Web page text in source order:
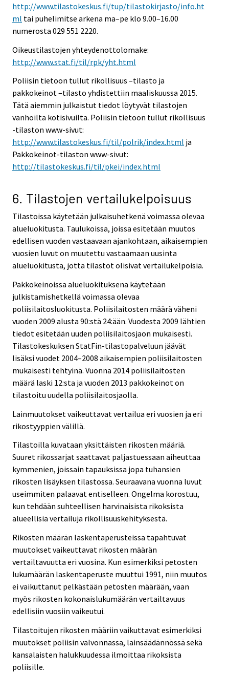
http://www.tilastokeskus.fi/tup/tilastokirjasto/info.ht
ml tai puhelimitse arkena ma–pe klo 9.00–16.00
numerosta 029 551 2220.
Oikeustilastojen yhteydenottolomake:
http://www.stat.fi/til/rpk/yht.html
Poliisin tietoon tullut rikollisuus –tilasto ja
pakkokeinot –tilasto yhdistettiin maaliskuussa 2015.
Tätä aiemmin julkaistut tiedot löytyvät tilastojen
vanhoilta kotisivuilta. Poliisin tietoon tullut rikollisuus
-tilaston www-sivut:
http://www.tilastokeskus.fi/til/polrik/index.html ja
Pakkokeinot-tilaston www-sivut:
http://tilastokeskus.fi/til/pkei/index.html
6. Tilastojen vertailukelpoisuus
Tilastoissa käytetään julkaisuhetkenä voimassa olevaa
alueluokitusta. Taulukoissa, joissa esitetään muutos
edellisen vuoden vastaavaan ajankohtaan, aikaisempien
vuosien luvut on muutettu vastaamaan uusinta
alueluokitusta, jotta tilastot olisivat vertailukelpoisia.
Pakkokeinoissa alueluokituksena käytetään
julkistamishetkellä voimassa olevaa
poliisilaitosluokitusta. Poliisilaitosten määrä väheni
vuoden 2009 alusta 90:stä 24:ään. Vuodesta 2009 lähtien
tiedot esitetään uuden poliisilaitosjaon mukaisesti.
Tilastokeskuksen StatFin-tilastopalveluun jäävät
lisäksi vuodet 2004–2008 aikaisempien poliisilaitosten
mukaisesti tehtyinä. Vuonna 2014 poliisilaitosten
määrä laski 12:sta ja vuoden 2013 pakkokeinot on
tilastoitu uudella poliisilaitosjaolla.
Lainmuutokset vaikeuttavat vertailua eri vuosien ja eri
rikostyyppien välillä.
Tilastoilla kuvataan yksittäisten rikosten määriä.
Suuret rikossarjat saattavat paljastuessaan aiheuttaa
kymmenien, joissain tapauksissa jopa tuhansien
rikosten lisäyksen tilastossa. Seuraavana vuonna luvut
useimmiten palaavat entiselleen. Ongelma korostuu,
kun tehdään suhteellisen harvinaisista rikoksista
alueellisia vertailuja rikollisuuskehityksestä.
Rikosten määrän laskentaperusteissa tapahtuvat
muutokset vaikeuttavat rikosten määrän
vertailtavuutta eri vuosina. Kun esimerkiksi petosten
lukumäärän laskentaperuste muuttui 1991, niin muutos
ei vaikuttanut pelkästään petosten määrään, vaan
myös rikosten kokonaislukumäärän vertailtavuus
edellisiin vuosiin vaikeutui.
Tilastoitujen rikosten määriin vaikuttavat esimerkiksi
muutokset poliisin valvonnassa, lainsäädännössä sekä
kansalaisten halukkuudessa ilmoittaa rikoksista
poliisille.